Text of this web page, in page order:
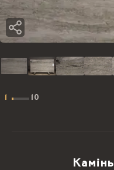
1 10